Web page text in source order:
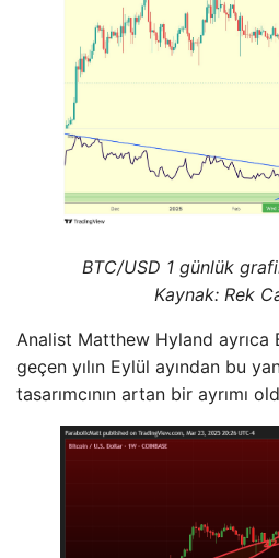
BTC/USD 1 günlük
Kaynak: Rek
Analist Matthew Hyland ayrıca
geçen yılın Eylül ayından bu
tasarımcının artan bir ayrımı